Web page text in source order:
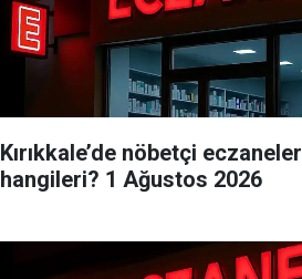
Kırıkkale’de nöbetçi eczaneler
hangileri? 1 Ağustos 2026